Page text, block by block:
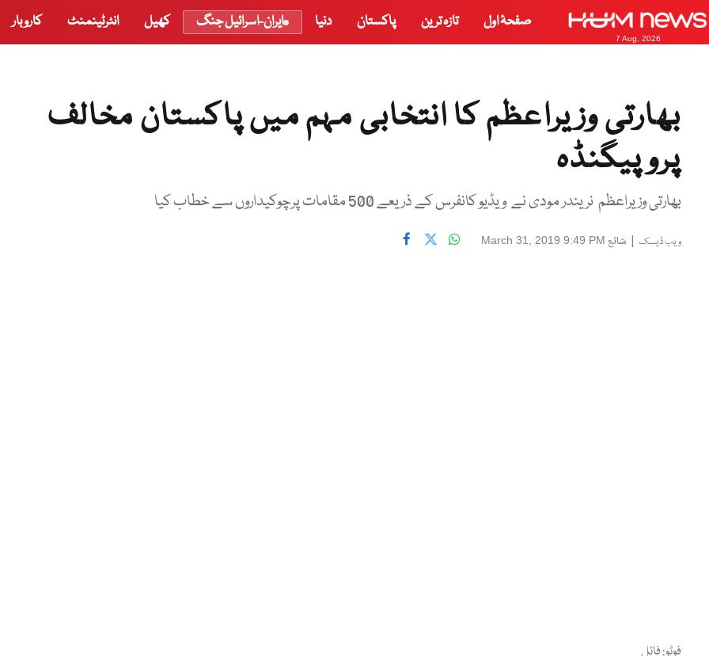
7 Aug, 2026
صفحۂ اول تازہ ترین پاکستان دنیا ایران-اسرائیل جنگ کھیل انٹرٹینمنٹ کاروبار
بھارتی وزیراعظم کا انتخابی مہم میں پاکستان مخالف
پروپیگنڈہ
بھارتی وزیراعظم نریندر مودی نے ویڈیو کانفرس کے ذریعے 500 مقامات پرچوکیداروں سے خطاب کیا
ویب ڈیسک | شائع March 31, 2019 9:49 PM
فوٹو: فائل